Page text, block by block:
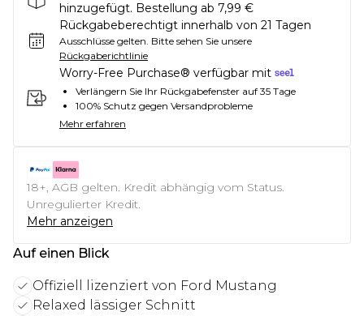
hinzugefügt. Bestellung ab 7,99 €
Rückgabeberechtigt innerhalb von 21 Tagen
Ausschlüsse gelten. Bitte sehen Sie unsere
Rückgaberichtlinie
Worry-Free Purchase® verfügbar mit
Verlängern Sie Ihr Rückgabefenster auf 35 Tage
100% Schutz gegen Versandprobleme
Mehr erfahren
18+, AGB gelten. Kredit abhängig vom Status.
Unregulierter Kredit.
Mehr anzeigen
Auf einen Blick
Offiziell lizenziert von Ford Mustang
Relaxed lässiger Schnitt